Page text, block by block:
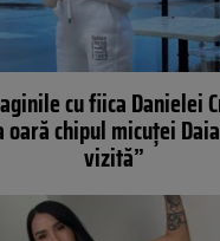
cu fiica Danielei
chipul micuței
vizită”